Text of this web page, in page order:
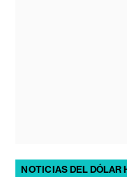
NOTICIAS DEL DÓLAR